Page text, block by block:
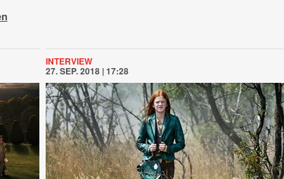
INTERVIEW
27. SEP. 2018 | 17:28